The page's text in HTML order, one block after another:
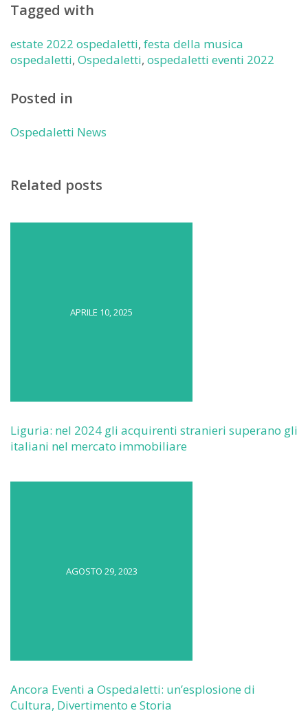
Tagged with
estate 2022 ospedaletti, festa della musica
ospedaletti, Ospedaletti, ospedaletti eventi 2022
Posted in
Ospedaletti News
Related posts
APRILE 10, 2025
Liguria: nel 2024 gli acquirenti stranieri superano gli
italiani nel mercato immobiliare
AGOSTO 29, 2023
Ancora Eventi a Ospedaletti: un’esplosione di
Cultura, Divertimento e Storia